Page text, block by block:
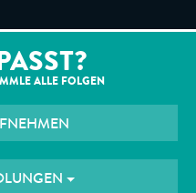
ALLE FOLGEN